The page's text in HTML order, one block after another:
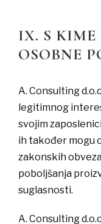
IX. S
OSOBNE
A. Consulting
legitimnog
svojim
ih također mogu
zakonskih
poboljšanja
suglasnosti.
A. Consulting